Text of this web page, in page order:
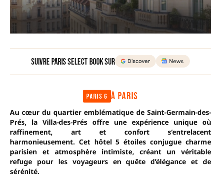
Suivre Paris Select Book sur
Paris 6 À PARIS
Au cœur du quartier emblématique de Saint-Germain-des-
Prés, la Villa-des-Prés offre une expérience unique où
raffinement, art et confort s’entrelacent
harmonieusement. Cet hôtel 5 étoiles conjugue charme
parisien et atmosphère intimiste, créant un véritable
refuge pour les voyageurs en quête d’élégance et de
sérénité.